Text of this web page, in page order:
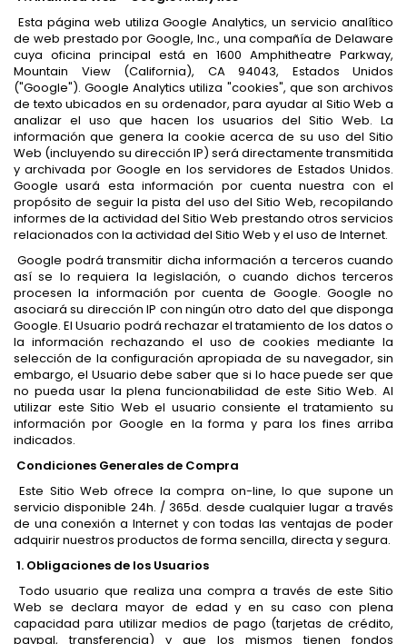
Esta página web utiliza Google Analytics, un servicio analítico
de web prestado por Google, Inc., una compañía de Delaware
cuya oficina principal está en 1600 Amphitheatre Parkway,
Mountain View (California), CA 94043, Estados Unidos
("Google"). Google Analytics utiliza "cookies", que son archivos
de texto ubicados en su ordenador, para ayudar al Sitio Web a
analizar el uso que hacen los usuarios del Sitio Web. La
información que genera la cookie acerca de su uso del Sitio
Web (incluyendo su dirección IP) será directamente transmitida
y archivada por Google en los servidores de Estados Unidos.
Google usará esta información por cuenta nuestra con el
propósito de seguir la pista del uso del Sitio Web, recopilando
informes de la actividad del Sitio Web prestando otros servicios
relacionados con la actividad del Sitio Web y el uso de Internet.
Google podrá transmitir dicha información a terceros cuando
así se lo requiera la legislación, o cuando dichos terceros
procesen la información por cuenta de Google. Google no
asociará su dirección IP con ningún otro dato del que disponga
Google. El Usuario podrá rechazar el tratamiento de los datos o
la información rechazando el uso de cookies mediante la
selección de la configuración apropiada de su navegador, sin
embargo, el Usuario debe saber que si lo hace puede ser que
no pueda usar la plena funcionabilidad de este Sitio Web. Al
utilizar este Sitio Web el usuario consiente el tratamiento su
información por Google en la forma y para los fines arriba
indicados.
Condiciones Generales de Compra
Este Sitio Web ofrece la compra on-line, lo que supone un
servicio disponible 24h. / 365d. desde cualquier lugar a través
de una conexión a Internet y con todas las ventajas de poder
adquirir nuestros productos de forma sencilla, directa y segura.
1. Obligaciones de los Usuarios
Todo usuario que realiza una compra a través de este Sitio
Web se declara mayor de edad y en su caso con plena
capacidad para utilizar medios de pago (tarjetas de crédito,
paypal, transferencia) y que los mismos tienen fondos